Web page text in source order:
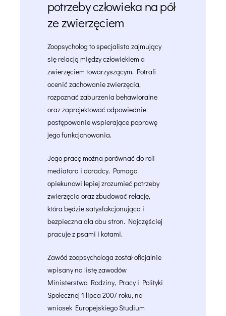
potrzeby człowieka na pół
ze zwierzęciem
Zoopsycholog to specjalista zajmujący
się relacją między człowiekiem a
zwierzęciem towarzyszącym. Potrafi
ocenić zachowanie zwierzęcia,
rozpoznać zaburzenia behawioralne
oraz zaprojektować odpowiednie
postępowanie wspierające poprawę
jego funkcjonowania.
Jego pracę można porównać do roli
mediatora i doradcy. Pomaga
opiekunowi lepiej zrozumieć potrzeby
zwierzęcia oraz zbudować relację,
która będzie satysfakcjonująca i
bezpieczna dla obu stron. Najczęściej
pracuje z psami i kotami.
Zawód zoopsychologa został oficjalnie
wpisany na listę zawodów
Ministerstwa Rodziny, Pracy i Polityki
Społecznej 1 lipca 2007 roku, na
wniosek Europejskiego Studium